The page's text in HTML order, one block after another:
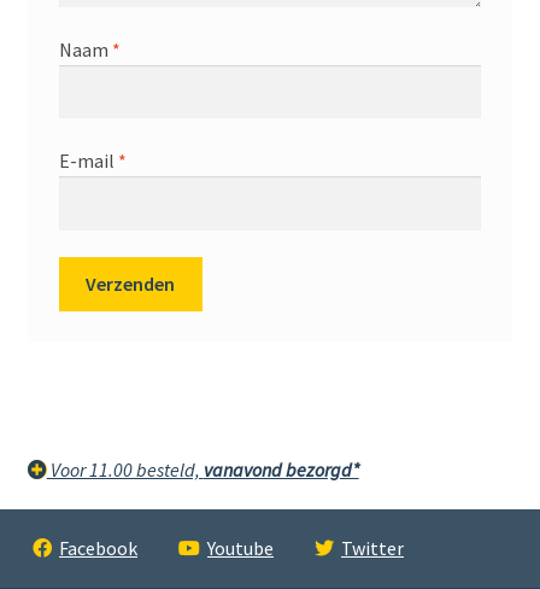
Naam *
E-mail *
Voor 11.00 besteld, vanavond bezorgd*
Facebook Youtube Twitter